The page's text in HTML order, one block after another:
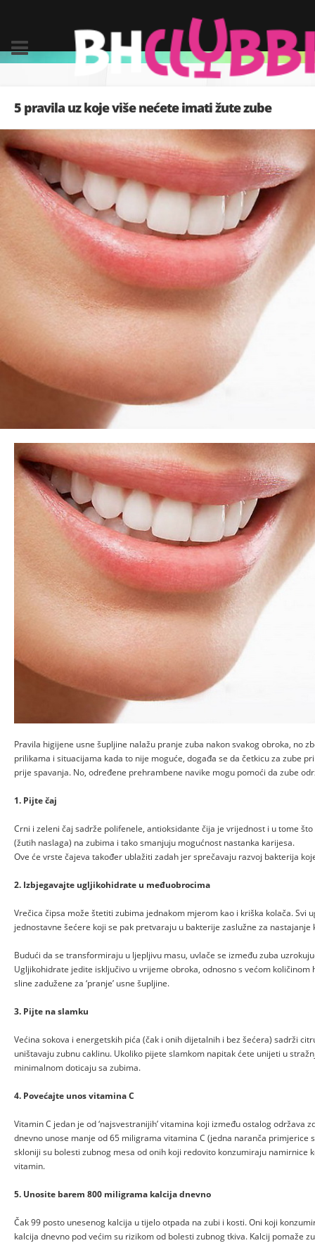
5 pravila uz koje više nećete imati žute zube
Pravila higijene usne šupljine nalažu pranje zuba nakon svakog obroka, no
prilikama i situacijama kada to nije moguće, događa se da četkicu za zube
prije spavanja. No, određene prehrambene navike mogu pomoći da zube
1. Pijte čaj
Crni i zeleni čaj sadrže polifenele, antioksidante čija je vrijednost i u tome
(žutih naslaga) na zubima i tako smanjuju mogućnost nastanka karijesa.
Ove će vrste čajeva također ublažiti zadah jer sprečavaju razvoj bakterija
2. Izbjegavajte ugljikohidrate u međuobrocima
Vrečica čipsa može štetiti zubima jednakom mjerom kao i kriška kolača. Svi
jednostavne šećere koji se pak pretvaraju u bakterije zaslužne za nastajanje
Budući da se transformiraju u ljepljivu masu, uvlače se između zuba
Ugljikohidrate jedite isključivo u vrijeme obroka, odnosno s većom količinom
sline zadužene za ‘pranje’ usne šupljine.
3. Pijte na slamku
Većina sokova i energetskih pića (čak i onih dijetalnih i bez šećera) sadrži
uništavaju zubnu caklinu. Ukoliko pijete slamkom napitak ćete unijeti u
minimalnom doticaju sa zubima.
4. Povećajte unos vitamina C
Vitamin C jedan je od ‘najsvestranijih’ vitamina koji između ostalog održava
dnevno unose manje od 65 miligrama vitamina C (jedna naranča primjerice
skloniji su bolesti zubnog mesa od onih koji redovito konzumiraju namirnice
vitamin.
5. Unosite barem 800 miligrama kalcija dnevno
Čak 99 posto unesenog kalcija u tijelo otpada na zubi i kosti. Oni koji
kalcija dnevno pod većim su rizikom od bolesti zubnog tkiva. Kalcij pomaže